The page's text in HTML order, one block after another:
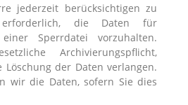
jederzeit berücksichtigen zu
die Daten für
Sperrdatei vorzuhalten.
Archivierungspflicht,
Löschung der Daten verlangen.
wir die Daten, sofern Sie dies